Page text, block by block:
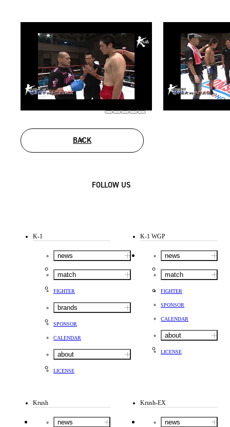
BACK
FOLLOW US
K-1
news
match
FIGHTER
brands
SPONSOR
CALENDAR
about
LICENSE
K-1 WGP
news
match
FIGHTER
SPONSOR
CALENDAR
about
LICENSE
Krush
news
Krush-EX
news